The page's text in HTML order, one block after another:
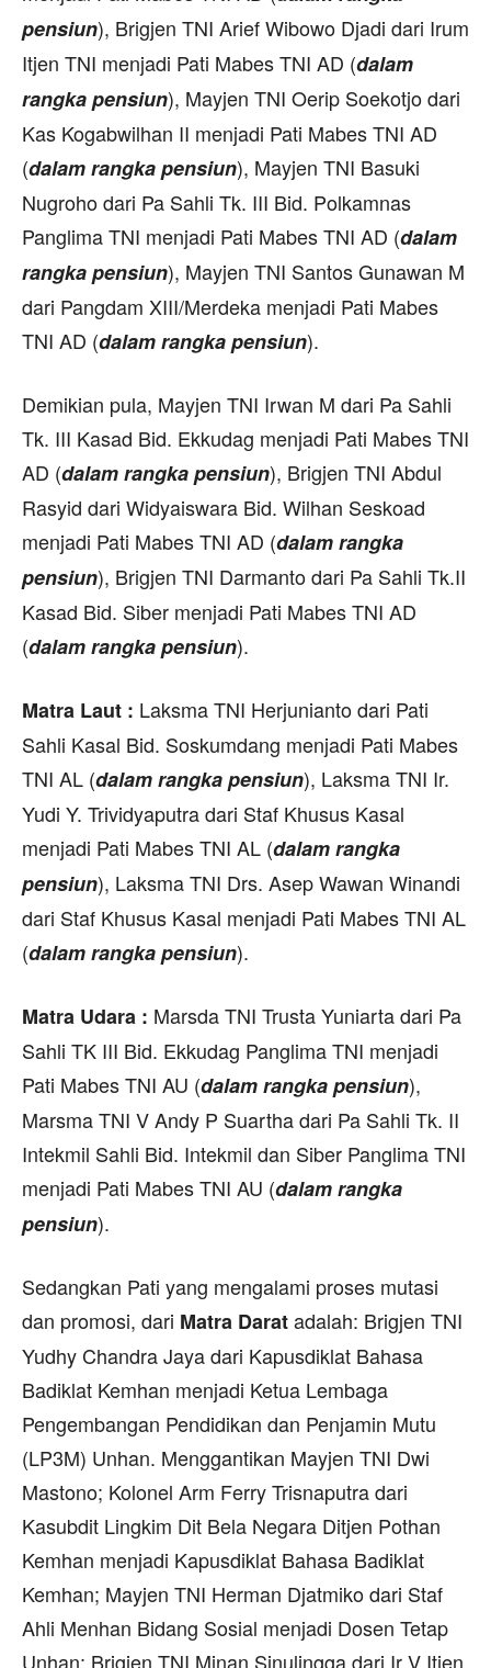
pensiun), Brigjen TNI Arief Wibowo Djadi dari Irum
Itjen TNI menjadi Pati Mabes TNI AD (dalam
rangka pensiun), Mayjen TNI Oerip Soekotjo dari
Kas Kogabwilhan II menjadi Pati Mabes TNI AD
(dalam rangka pensiun), Mayjen TNI Basuki
Nugroho dari Pa Sahli Tk. III Bid. Polkamnas
Panglima TNI menjadi Pati Mabes TNI AD (dalam
rangka pensiun), Mayjen TNI Santos Gunawan M
dari Pangdam XIII/Merdeka menjadi Pati Mabes
TNI AD (dalam rangka pensiun).
Demikian pula, Mayjen TNI Irwan M dari Pa Sahli
Tk. III Kasad Bid. Ekkudag menjadi Pati Mabes TNI
AD (dalam rangka pensiun), Brigjen TNI Abdul
Rasyid dari Widyaiswara Bid. Wilhan Seskoad
menjadi Pati Mabes TNI AD (dalam rangka
pensiun), Brigjen TNI Darmanto dari Pa Sahli Tk.II
Kasad Bid. Siber menjadi Pati Mabes TNI AD
(dalam rangka pensiun).
Matra Laut : Laksma TNI Herjunianto dari Pati
Sahli Kasal Bid. Soskumdang menjadi Pati Mabes
TNI AL (dalam rangka pensiun), Laksma TNI Ir.
Yudi Y. Trividyaputra dari Staf Khusus Kasal
menjadi Pati Mabes TNI AL (dalam rangka
pensiun), Laksma TNI Drs. Asep Wawan Winandi
dari Staf Khusus Kasal menjadi Pati Mabes TNI AL
(dalam rangka pensiun).
Matra Udara : Marsda TNI Trusta Yuniarta dari Pa
Sahli TK III Bid. Ekkudag Panglima TNI menjadi
Pati Mabes TNI AU (dalam rangka pensiun),
Marsma TNI V Andy P Suartha dari Pa Sahli Tk. II
Intekmil Sahli Bid. Intekmil dan Siber Panglima TNI
menjadi Pati Mabes TNI AU (dalam rangka
pensiun).
Sedangkan Pati yang mengalami proses mutasi
dan promosi, dari Matra Daratadalah: Brigjen TNI
Yudhy Chandra Jaya dari Kapusdiklat Bahasa
Badiklat Kemhan menjadi Ketua Lembaga
Pengembangan Pendidikan dan Penjamin Mutu
(LP3M) Unhan. Menggantikan Mayjen TNI Dwi
Mastono; Kolonel Arm Ferry Trisnaputra dari
Kasubdit Lingkim Dit Bela Negara Ditjen Pothan
Kemhan menjadi Kapusdiklat Bahasa Badiklat
Kemhan; Mayjen TNI Herman Djatmiko dari Staf
Ahli Menhan Bidang Sosial menjadi Dosen Tetap
Unhan; Brigjen TNI Minan Sinulingga dari Ir V Itjen